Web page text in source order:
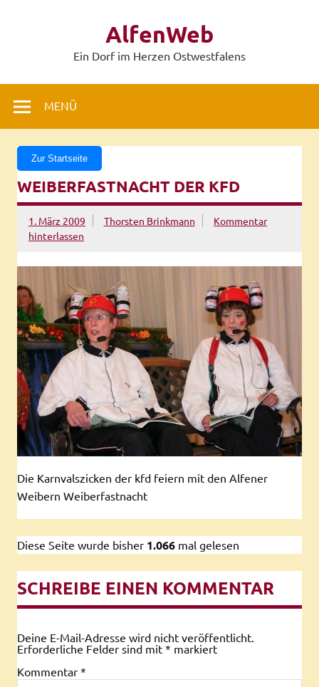
AlfenWeb
Ein Dorf im Herzen Ostwestfalens
MENÜ
Zur Startseite
WEIBERFASTNACHT DER KFD
1. März 2009 Thorsten Brinkmann
Kommentar
hinterlassen
Die Karnvalszicken der kfd feiern mit den Alfener
Weibern Weiberfastnacht
Diese Seite wurde bisher 1.066 mal gelesen
SCHREIBE EINEN KOMMENTAR
Deine E-Mail-Adresse wird nicht veröffentlicht.
Erforderliche Felder sind mit * markiert
Kommentar *